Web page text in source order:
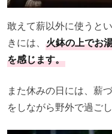
敢えて薪以外に使うと
きには、 火鉢の上でお
を感じます。
また休みの日には、薪
をしながら野外で過ごし